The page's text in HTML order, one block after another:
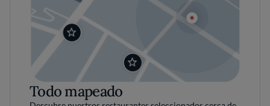
Todo mapeado